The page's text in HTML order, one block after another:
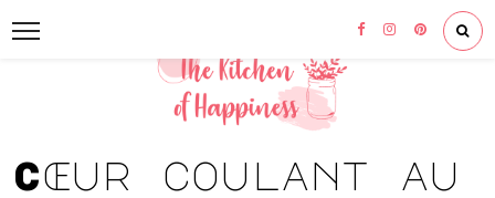
Cœur coulant au